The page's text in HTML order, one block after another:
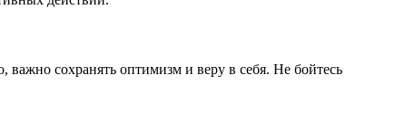
важно сохранять оптимизм и веру в себя. Не бойтесь